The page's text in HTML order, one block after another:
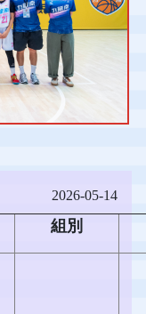
2026-05-14
組別